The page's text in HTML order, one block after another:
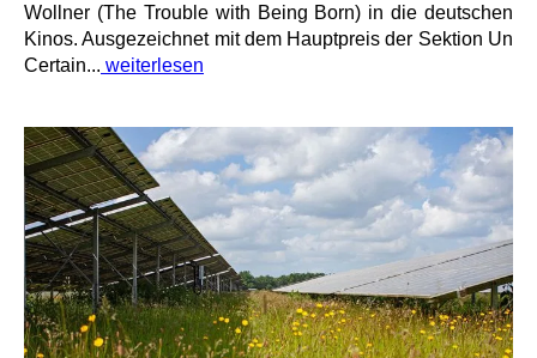
Wollner (The Trouble with Being Born) in die deutschen
Kinos. Ausgezeichnet mit dem Hauptpreis der Sektion Un
Certain... weiterlesen